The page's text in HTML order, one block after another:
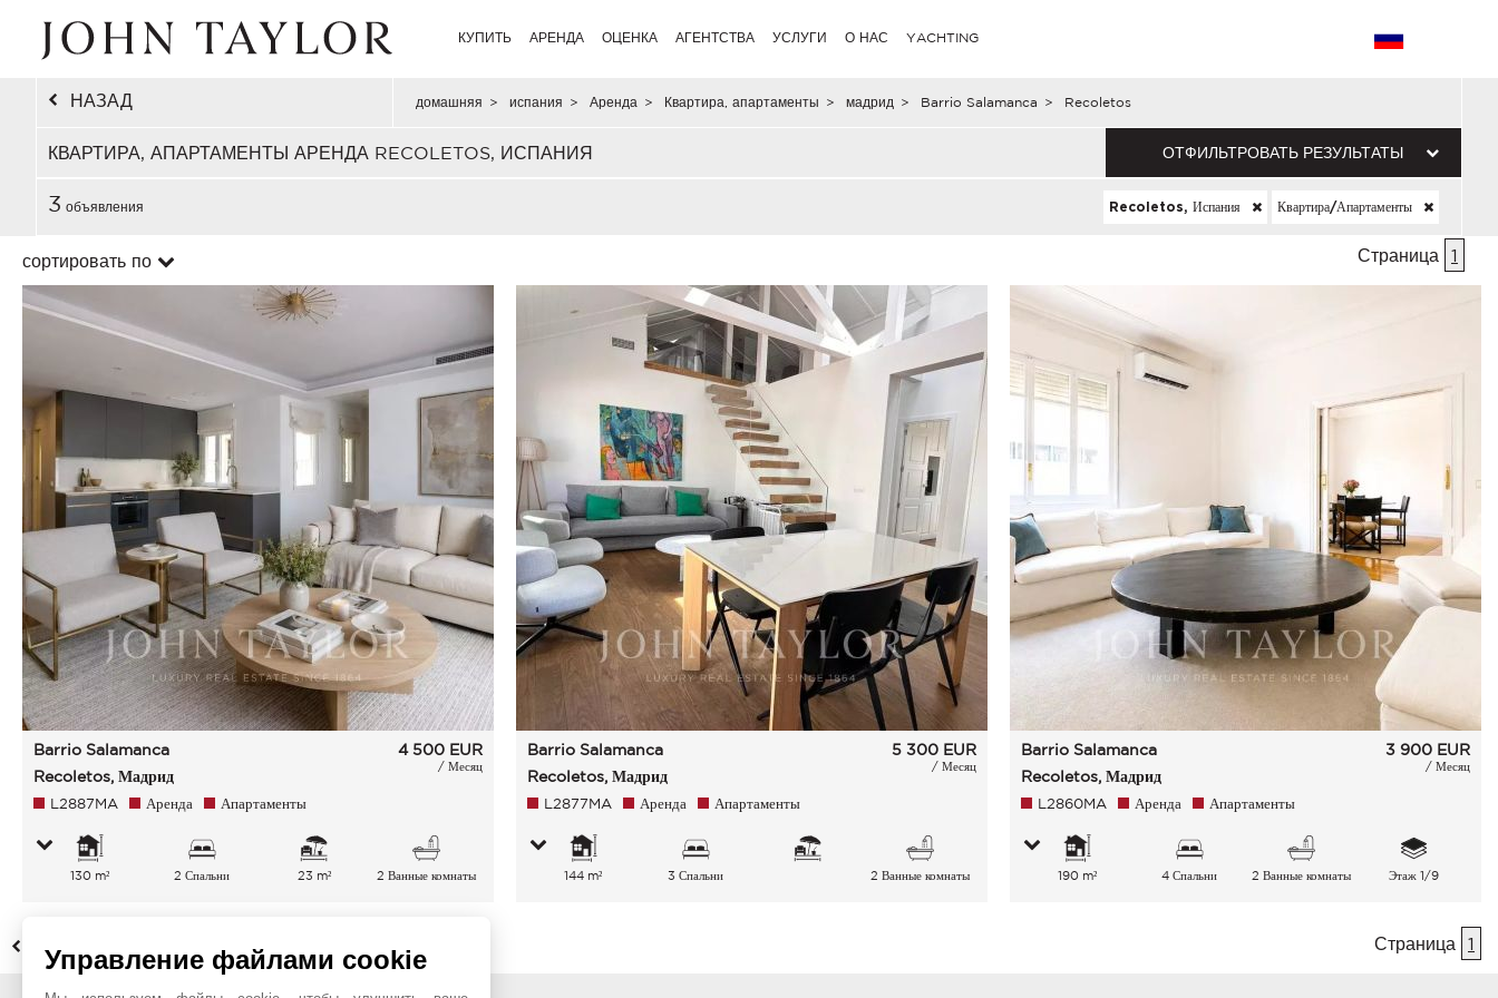
КУПИТЬ АРЕНДА ОЦЕНКА АГЕНТСТВА УСЛУГИ О НАС YACHTING
НАЗАД домашняя > испания > Аренда > Квартира, апартаменты > мадрид > Barrio Salamanca > Recoletos
КВАРТИРА, АПАРТАМЕНТЫ АРЕНДА RECOLETOS, ИСПАНИЯ ОТФИЛЬТРОВАТЬ РЕЗУЛЬТАТЫ
3 объявления Recoletos, Испания Квартира/апартаменты
сортировать по Страница 1
Barrio Salamanca
Recoletos, Мадрид
4 500 EUR
/ Месяц
L2887MA Аренда Апартаменты
130 m² 2 Спальни 23 m² 2 Ванные комнаты
Barrio Salamanca
Recoletos, Мадрид
5 300 EUR
/ Месяц
L2877MA Аренда Апартаменты
144 m² 3 Спальни 2 Ванные комнаты
Barrio Salamanca
Recoletos, Мадрид
3 900 EUR
/ Месяц
L2860MA Аренда Апартаменты
190 m² 4 Спальни 2 Ванные комнаты Этаж 1/9
НАЗАД Страница 1
Управление файлами cookie